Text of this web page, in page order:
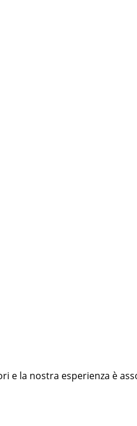
la nostra esperienza è